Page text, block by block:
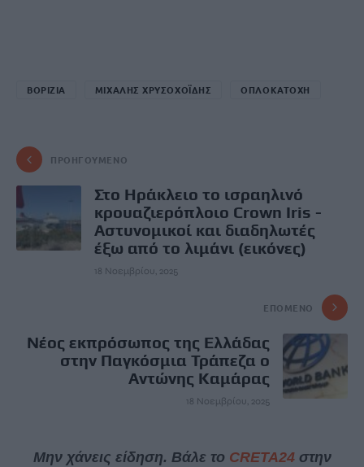
ΒΟΡΙΖΙΑ ΜΙΧΑΛΗΣ ΧΡΥΣΟΧΟΪΔΗΣ ΟΠΛΟΚΑΤΟΧΗ
ΠΡΟΗΓΟΎΜΕΝΟ
Στο Ηράκλειο το ισραηλινό
κρουαζιερόπλοιο Crown Iris -
Αστυνομικοί και διαδηλωτές
έξω από το λιμάνι (εικόνες)
18 Νοεμβρίου, 2025
ΕΠΌΜΕΝΟ
Νέος εκπρόσωπος της Ελλάδας
στην Παγκόσμια Τράπεζα ο
Αντώνης Καμάρας
18 Νοεμβρίου, 2025
Μην χάνεις είδηση. Βάλε το CRETA24στην